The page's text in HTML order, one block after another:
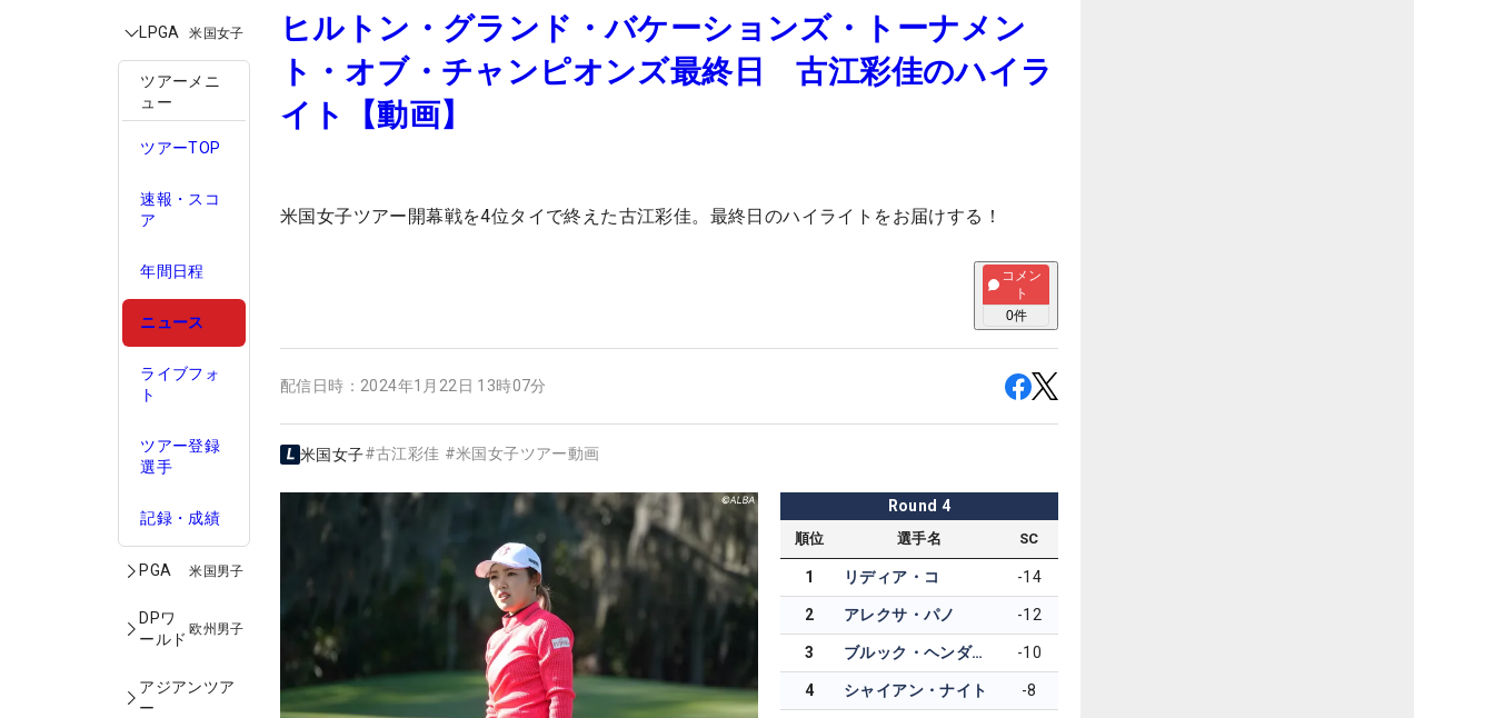
LPGA 米国女子
ツアーメニ
ュー
ツアーTOP
速報・スコ
ア
年間日程
ニュース
ライブフォ
ト
ツアー登録
選手
記録・成績
PGA 米国男子
DPワ
ールド
欧州男子
アジアンツア
ー
ヒルトン・グランド・バケーションズ・トーナメン
ト・オブ・チャンピオンズ最終日 古江彩佳のハイラ
イト【動画】
米国女子ツアー開幕戦を4位タイで終えた古江彩佳。最終日のハイライトをお届けする！
コメン
ト
0件
配信日時： 2024年1月22日 13時07分
米国女子#古江彩佳 #米国女子ツアー動画
Round 4
順位 選手名 SC
1 リディア・コ -14
2 アレクサ・パノ -12
3 ブルック・ヘンダーソン -10
4 シャイアン・ナイト -8